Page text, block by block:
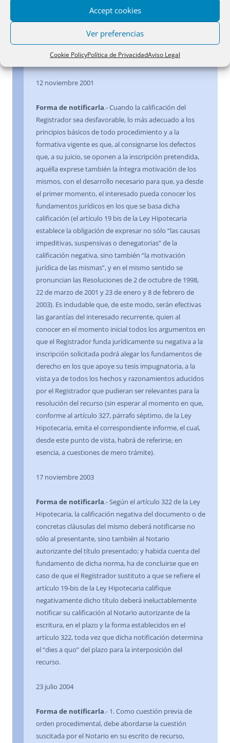
Accept cookies
Ver preferencias
Cookie PolicyPolítica de PrivacidadAviso Legal
Registro, que no pueden dejar de tomarse en
consideración (en este caso hubo una primera
calificación de fecha 11 de mayo de 1998 y una
segunda, la que motivó este recurso, fechada el 12 de
julio de 1999).
12 noviembre 2001
Forma de notificarla.- Cuando la calificación del
Registrador sea desfavorable, lo más adecuado a los
principios básicos de todo procedimiento y a la
formativa vigente es que, al consignarse los defectos
que, a su juicio, se oponen a la inscripción pretendida,
aquélla exprese también la íntegra motivación de los
mismos, con el desarrollo necesario para que, ya desde
el primer momento, el interesado pueda conocer los
fundamentos jurídicos en los que se basa dicha
calificación (el artículo 19 bis de la Ley Hipotecaria
establece la obligación de expresar no sólo “las causas
impeditivas, suspensivas o denegatorias” de la
calificación negativa, sino también “la motivación
jurídica de las mismas”, y en el mismo sentido se
pronuncian las Resoluciones de 2 de octubre de 1998,
22 de marzo de 2001 y 23 de enero y 8 de febrero de
2003). Es indudable que, de este modo, serán efectivas
las garantías del interesado recurrente, quien al
conocer en el momento inicial todos los argumentos en
que el Registrador funda jurídicamente su negativa a la
inscripción solicitada podrá alegar los fundamentos de
derecho en los que apoye su tesis impugnatoria, a la
vista ya de todos los hechos y razonamientos aducidos
por el Registrador que pudieran ser relevantes para la
resolución del recurso (sin esperar al momento en que,
conforme al artículo 327, párrafo séptimo, de la Ley
Hipotecaria, emita el correspondiente informe, el cual,
desde este punto de vista, habrá de referirse, en
esencia, a cuestiones de mero trámite).
17 noviembre 2003
Forma de notificarla.- Según el artículo 322 de la Ley
Hipotecaria, la calificación negativa del documento o de
concretas cláusulas del mismo deberá notificarse no
sólo al presentante, sino también al Notario
autorizante del título presentado; y habida cuenta del
fundamento de dicha norma, ha de concluirse que en
caso de que el Registrador sustituto a que se refiere el
artículo 19-bis de la Ley Hipotecaria califique
negativamente dicho título deberá ineluctablemente
notificar su calificación al Notario autorizante de la
escritura, en el plazo y la forma establecidos en el
artículo 322, toda vez que dicha notificación determina
el “dies a quo” del plazo para la interposición del
recurso.
23 julio 2004
Forma de notificarla.- 1. Como cuestión previa de
orden procedimental, debe abordarse la cuestión
suscitada por el Notario en su escrito de recurso,